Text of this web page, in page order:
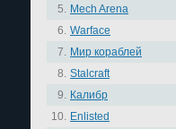
5. Mech Arena
6. Warface
7. Мир кораблей
8. Stalcraft
9. Калибр
10. Enlisted